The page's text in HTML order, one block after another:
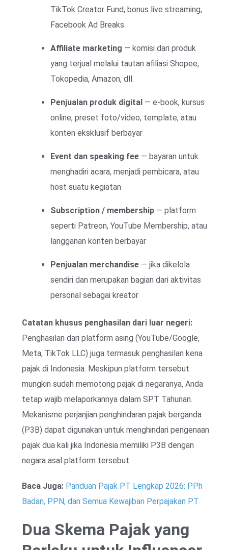
TikTok Creator Fund, bonus live streaming,
Facebook Ad Breaks
Affiliate marketing — komisi dari produk
yang terjual melalui tautan afiliasi Shopee,
Tokopedia, Amazon, dll.
Penjualan produk digital — e-book, kursus
online, preset foto/video, template, atau
konten eksklusif berbayar
Event dan speaking fee — bayaran untuk
menghadiri acara, menjadi pembicara, atau
host suatu kegiatan
Subscription / membership — platform
seperti Patreon, YouTube Membership, atau
langganan konten berbayar
Penjualan merchandise — jika dikelola
sendiri dan merupakan bagian dari aktivitas
personal sebagai kreator
Catatan khusus penghasilan dari luar negeri:
Penghasilan dari platform asing (YouTube/Google,
Meta, TikTok LLC) juga termasuk penghasilan kena
pajak di Indonesia. Meskipun platform tersebut
mungkin sudah memotong pajak di negaranya, Anda
tetap wajib melaporkannya dalam SPT Tahunan.
Mekanisme perjanjian penghindaran pajak berganda
(P3B) dapat digunakan untuk menghindari pengenaan
pajak dua kali jika Indonesia memiliki P3B dengan
negara asal platform tersebut.
Baca Juga: Panduan Pajak PT Lengkap 2026: PPh
Badan, PPN, dan Semua Kewajiban Perpajakan PT
Dua Skema Pajak yang